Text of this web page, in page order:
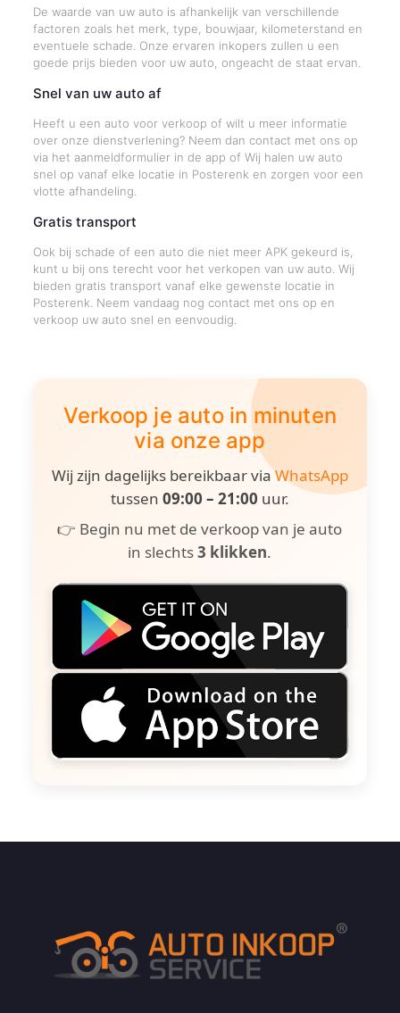
De waarde van uw auto is afhankelijk van verschillende
factoren zoals het merk, type, bouwjaar, kilometerstand en
eventuele schade. Onze ervaren inkopers zullen u een
goede prijs bieden voor uw auto, ongeacht de staat ervan.
Snel van uw auto af
Heeft u een auto voor verkoop of wilt u meer informatie
over onze dienstverlening? Neem dan contact met ons op
via het aanmeldformulier in de app of Wij halen uw auto
snel op vanaf elke locatie in Posterenk en zorgen voor een
vlotte afhandeling.
Gratis transport
Ook bij schade of een auto die niet meer APK gekeurd is,
kunt u bij ons terecht voor het verkopen van uw auto. Wij
bieden gratis transport vanaf elke gewenste locatie in
Posterenk. Neem vandaag nog contact met ons op en
verkoop uw auto snel en eenvoudig.
Verkoop je auto in minuten
via onze app
Wij zijn dagelijks bereikbaar viaWhatsApp
tussen 09:00 – 21:00 uur.
👉 Begin nu met de verkoop van je auto
in slechts3 klikken.